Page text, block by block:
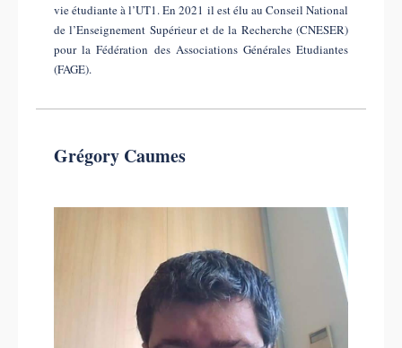
vie étudiante à l’UT1. En 2021 il est élu au Conseil National
de l’Enseignement Supérieur et de la Recherche (CNESER)
pour la Fédération des Associations Générales Etudiantes
(FAGE).
Grégory Caumes